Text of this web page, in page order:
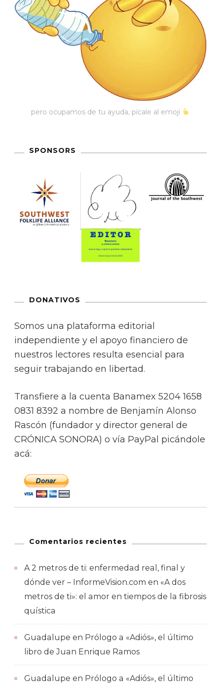
pero ocupamos de tu ayuda, pícale al emoji
SPONSORS
DONATIVOS
Somos una plataforma editorial
independiente y el apoyo financiero de
nuestros lectores resulta esencial para
seguir trabajando en libertad.
Transfiere a la cuenta Banamex 5204 1658
0831 8392 a nombre de Benjamín Alonso
Rascón (fundador y director general de
CRÓNICA SONORA) o vía PayPal picándole
acá:
Comentarios recientes
A 2 metros de ti: enfermedad real, final y
dónde ver – InformeVision.com en «A dos
metros de ti»: el amor en tiempos de la fibrosis
quística
Guadalupe en Prólogo a «Adiós», el último
libro de Juan Enrique Ramos
Guadalupe en Prólogo a «Adiós», el último